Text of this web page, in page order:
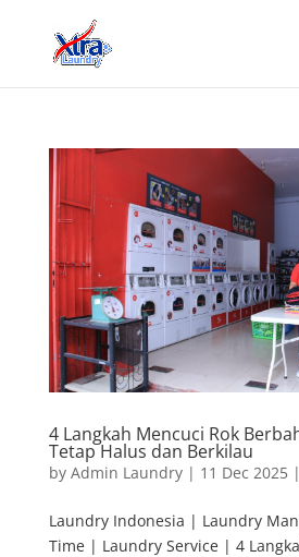
4 Langkah Mencuci Rok
Tetap Halus dan Berkilau
by Admin Laundry| 11 Dec 2025|
Laundry Indonesia | Laundry
Time | Laundry Service | 4